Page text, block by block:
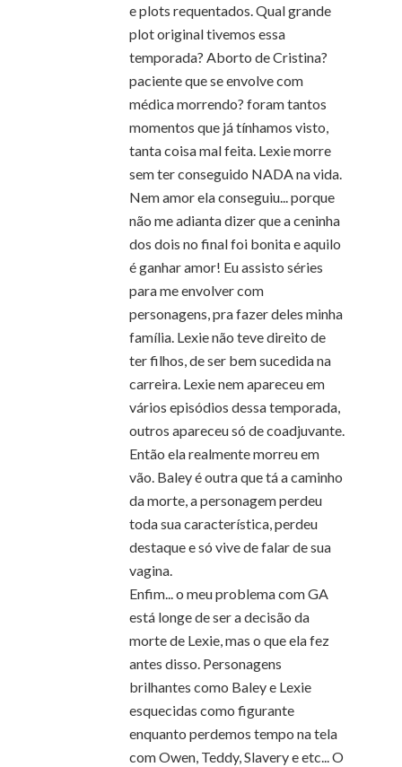
e plots requentados. Qual grande
plot original tivemos essa
temporada? Aborto de Cristina?
paciente que se envolve com
médica morrendo? foram tantos
momentos que já tínhamos visto,
tanta coisa mal feita. Lexie morre
sem ter conseguido NADA na vida.
Nem amor ela conseguiu... porque
não me adianta dizer que a ceninha
dos dois no final foi bonita e aquilo
é ganhar amor! Eu assisto séries
para me envolver com
personagens, pra fazer deles minha
família. Lexie não teve direito de
ter filhos, de ser bem sucedida na
carreira. Lexie nem apareceu em
vários episódios dessa temporada,
outros apareceu só de coadjuvante.
Então ela realmente morreu em
vão. Baley é outra que tá a caminho
da morte, a personagem perdeu
toda sua característica, perdeu
destaque e só vive de falar de sua
vagina.
Enfim... o meu problema com GA
está longe de ser a decisão da
morte de Lexie, mas o que ela fez
antes disso. Personagens
brilhantes como Baley e Lexie
esquecidas como figurante
enquanto perdemos tempo na tela
com Owen, Teddy, Slavery e etc... O